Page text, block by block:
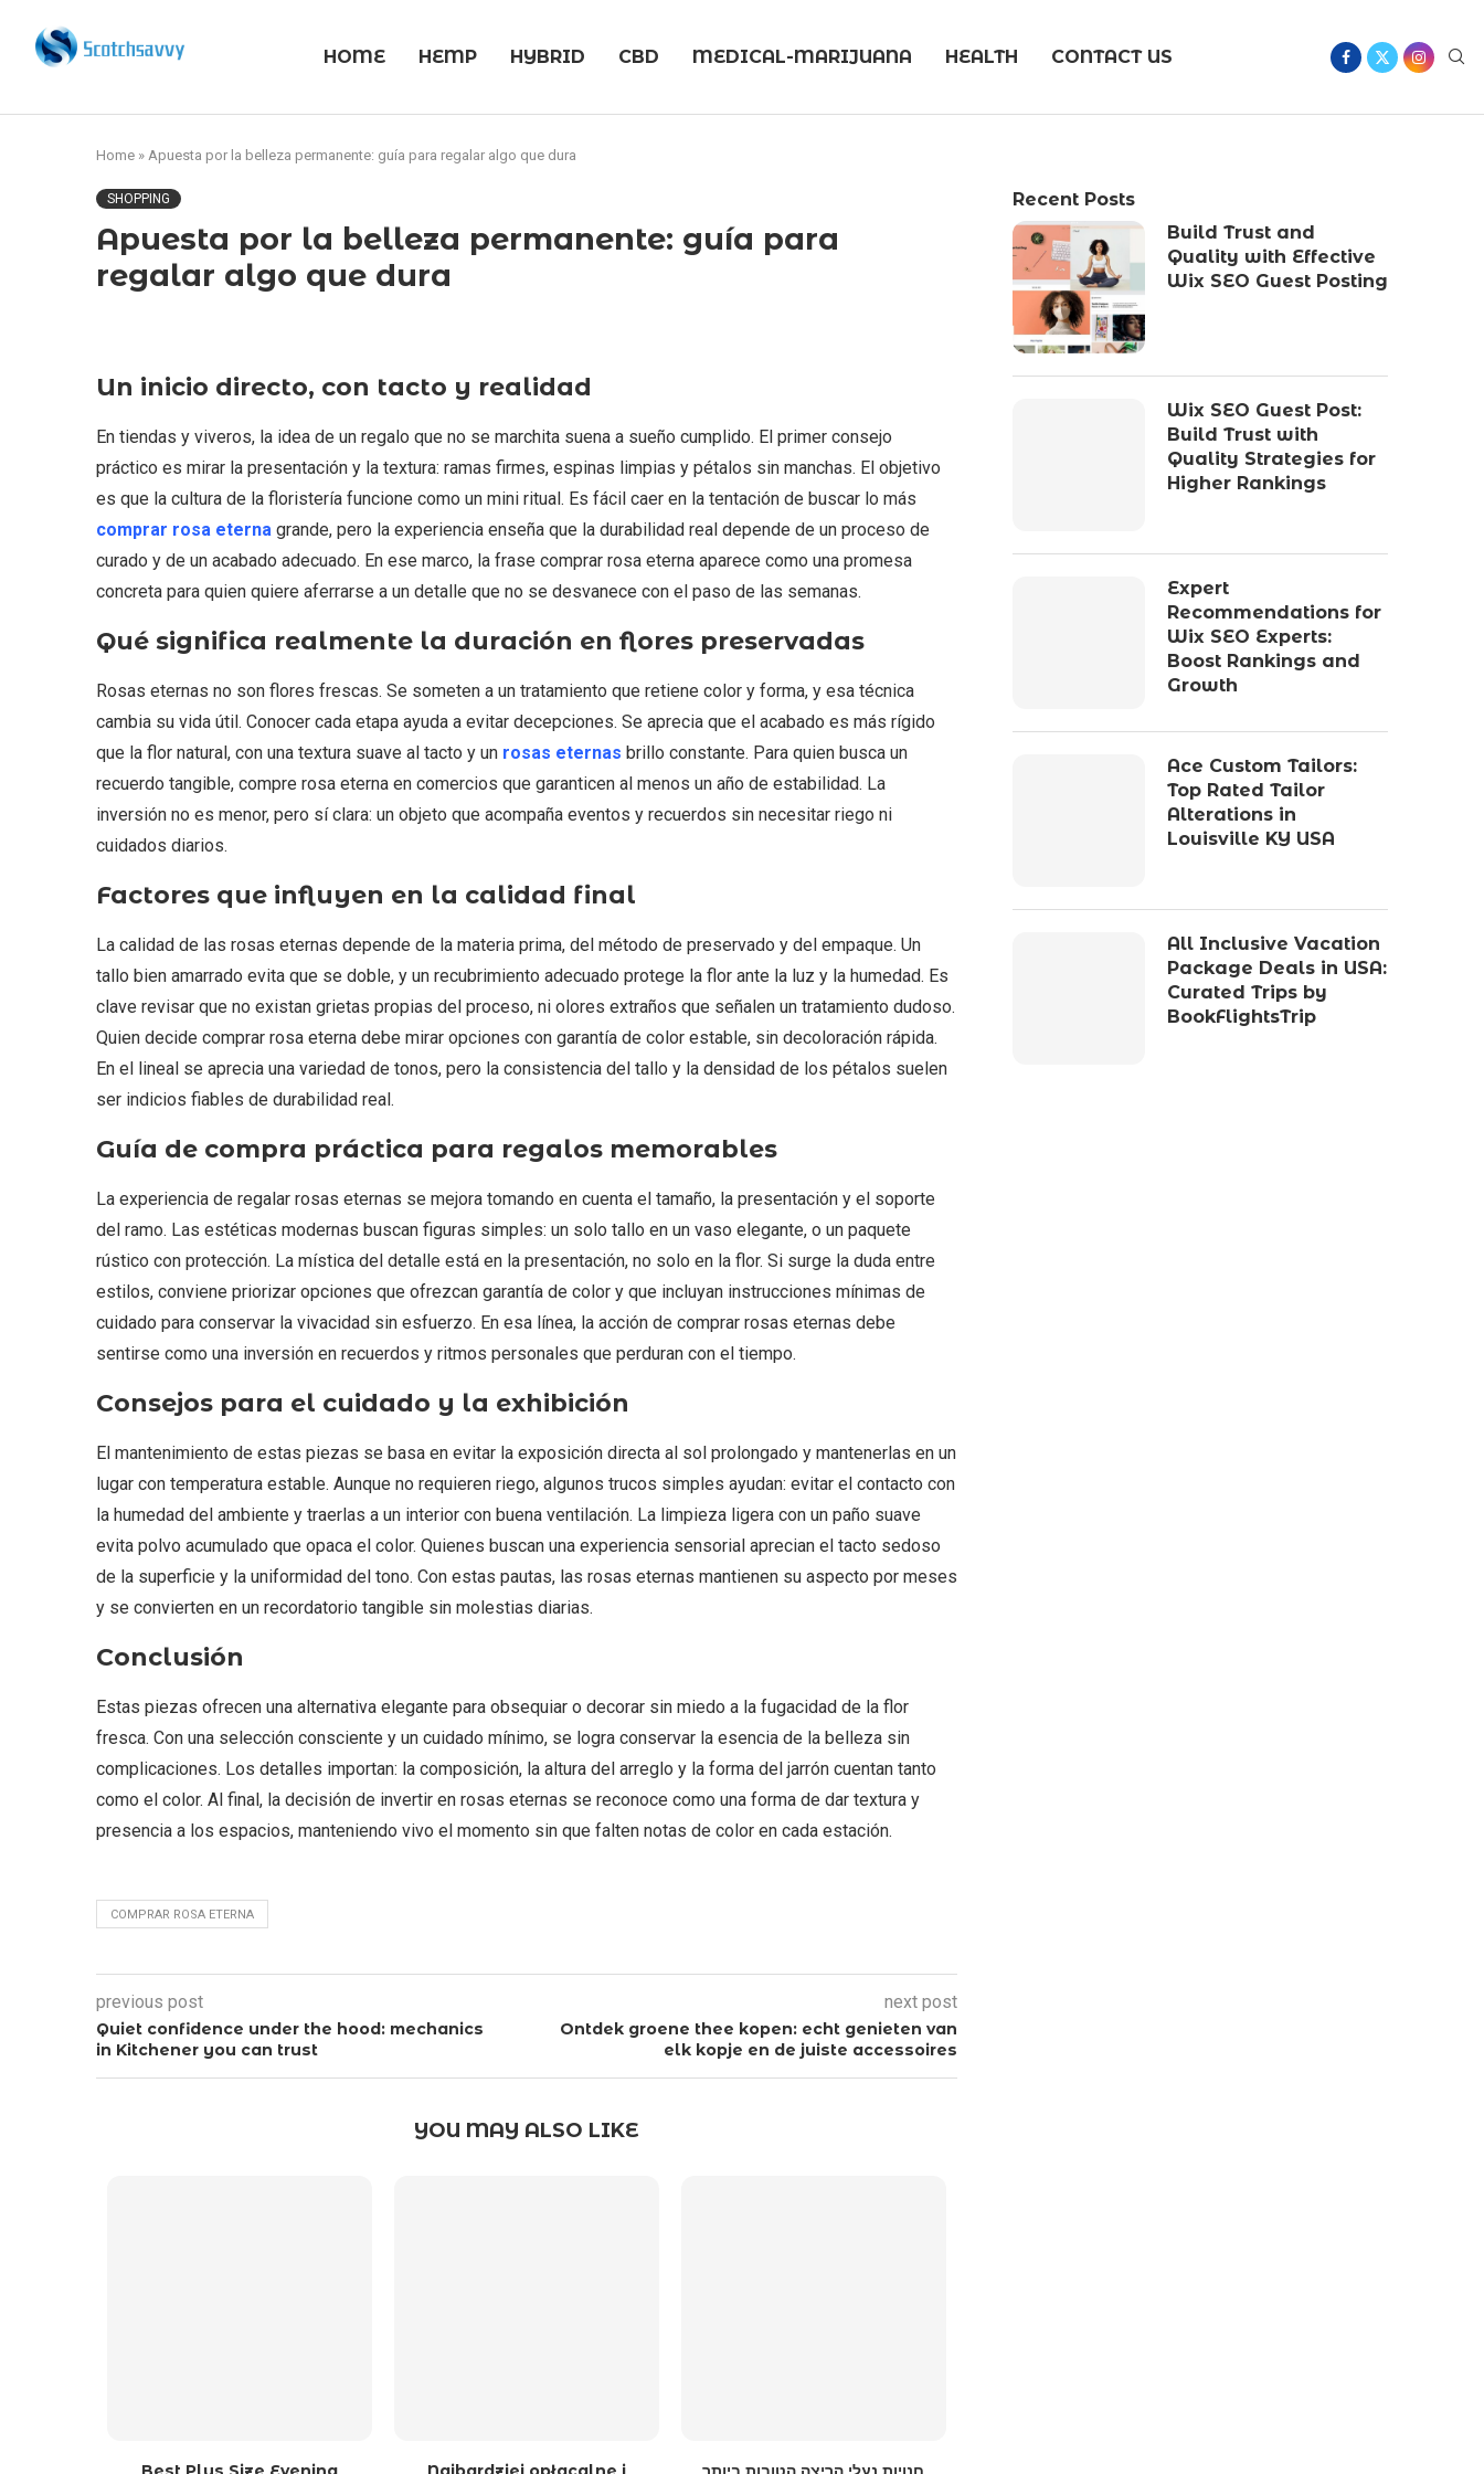
HOME HEMP HYBRID CBD MEDICAL-MARIJUANA HEALTH CONTACT US
Home » Apuesta por la belleza permanente: guía para regalar algo que dura
SHOPPING
Apuesta por la belleza permanente: guía para
regalar algo que dura
Un inicio directo, con tacto y realidad
En tiendas y viveros, la idea de un regalo que no se marchita suena a sueño cumplido. El primer consejo
práctico es mirar la presentación y la textura: ramas firmes, espinas limpias y pétalos sin manchas. El objetivo
es que la cultura de la floristería funcione como un mini ritual. Es fácil caer en la tentación de buscar lo más
comprar rosa eterna grande, pero la experiencia enseña que la durabilidad real depende de un proceso de
curado y de un acabado adecuado. En ese marco, la frase comprar rosa eterna aparece como una promesa
concreta para quien quiere aferrarse a un detalle que no se desvanece con el paso de las semanas.
Qué significa realmente la duración en flores preservadas
Rosas eternas no son flores frescas. Se someten a un tratamiento que retiene color y forma, y esa técnica
cambia su vida útil. Conocer cada etapa ayuda a evitar decepciones. Se aprecia que el acabado es más rígido
que la flor natural, con una textura suave al tacto y un rosas eternas brillo constante. Para quien busca un
recuerdo tangible, compre rosa eterna en comercios que garanticen al menos un año de estabilidad. La
inversión no es menor, pero sí clara: un objeto que acompaña eventos y recuerdos sin necesitar riego ni
cuidados diarios.
Factores que influyen en la calidad final
La calidad de las rosas eternas depende de la materia prima, del método de preservado y del empaque. Un
tallo bien amarrado evita que se doble, y un recubrimiento adecuado protege la flor ante la luz y la humedad. Es
clave revisar que no existan grietas propias del proceso, ni olores extraños que señalen un tratamiento dudoso.
Quien decide comprar rosa eterna debe mirar opciones con garantía de color estable, sin decoloración rápida.
En el lineal se aprecia una variedad de tonos, pero la consistencia del tallo y la densidad de los pétalos suelen
ser indicios fiables de durabilidad real.
Guía de compra práctica para regalos memorables
La experiencia de regalar rosas eternas se mejora tomando en cuenta el tamaño, la presentación y el soporte
del ramo. Las estéticas modernas buscan figuras simples: un solo tallo en un vaso elegante, o un paquete
rústico con protección. La mística del detalle está en la presentación, no solo en la flor. Si surge la duda entre
estilos, conviene priorizar opciones que ofrezcan garantía de color y que incluyan instrucciones mínimas de
cuidado para conservar la vivacidad sin esfuerzo. En esa línea, la acción de comprar rosas eternas debe
sentirse como una inversión en recuerdos y ritmos personales que perduran con el tiempo.
Consejos para el cuidado y la exhibición
El mantenimiento de estas piezas se basa en evitar la exposición directa al sol prolongado y mantenerlas en un
lugar con temperatura estable. Aunque no requieren riego, algunos trucos simples ayudan: evitar el contacto con
la humedad del ambiente y traerlas a un interior con buena ventilación. La limpieza ligera con un paño suave
evita polvo acumulado que opaca el color. Quienes buscan una experiencia sensorial aprecian el tacto sedoso
de la superficie y la uniformidad del tono. Con estas pautas, las rosas eternas mantienen su aspecto por meses
y se convierten en un recordatorio tangible sin molestias diarias.
Conclusión
Estas piezas ofrecen una alternativa elegante para obsequiar o decorar sin miedo a la fugacidad de la flor
fresca. Con una selección consciente y un cuidado mínimo, se logra conservar la esencia de la belleza sin
complicaciones. Los detalles importan: la composición, la altura del arreglo y la forma del jarrón cuentan tanto
como el color. Al final, la decisión de invertir en rosas eternas se reconoce como una forma de dar textura y
presencia a los espacios, manteniendo vivo el momento sin que falten notas de color en cada estación.
COMPRAR ROSA ETERNA
previous post
Quiet confidence under the hood: mechanics
in Kitchener you can trust
next post
Ontdek groene thee kopen: echt genieten van
elk kopje en de juiste accessoires
YOU MAY ALSO LIKE
Recent Posts
Build Trust and
Quality with Effective
Wix SEO Guest Posting
Wix SEO Guest Post:
Build Trust with
Quality Strategies for
Higher Rankings
Expert
Recommendations for
Wix SEO Experts:
Boost Rankings and
Growth
Ace Custom Tailors:
Top Rated Tailor
Alterations in
Louisville KY USA
All Inclusive Vacation
Package Deals in USA:
Curated Trips by
BookFlightsTrip